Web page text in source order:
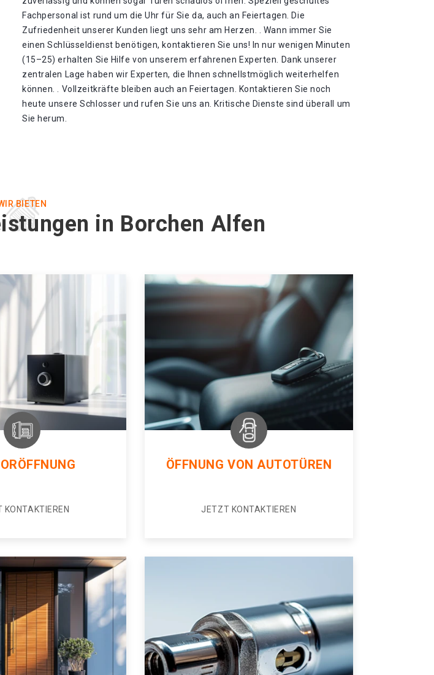
Fachpersonal ist rund um die Uhr für Sie da, auch an Feiertagen. Die
Zufriedenheit unserer Kunden liegt uns sehr am Herzen. . Wann immer Sie
einen Schlüsseldienst benötigen, kontaktieren Sie uns! In nur wenigen Minuten
(15–25) erhalten Sie Hilfe von unserem erfahrenen Experten. Dank unserer
zentralen Lage haben wir Experten, die Ihnen schnellstmöglich weiterhelfen
können. . Vollzeitkräfte bleiben auch an Feiertagen. Kontaktieren Sie noch
heute unsere Schlosser und rufen Sie uns an. Kritische Dienste sind überall um
Sie herum.
BIETEN
in Borchen Alfen
KONTAKTIEREN
ÖFFNUNG VON AUTOTÜREN
JETZT KONTAKTIEREN